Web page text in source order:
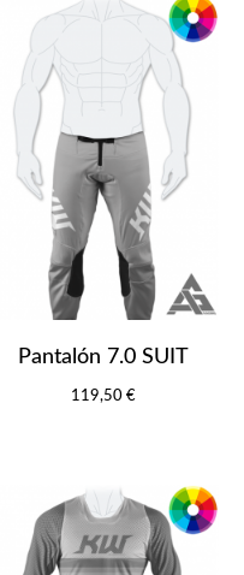
Pantalón 7.0 SUIT
119,50 €